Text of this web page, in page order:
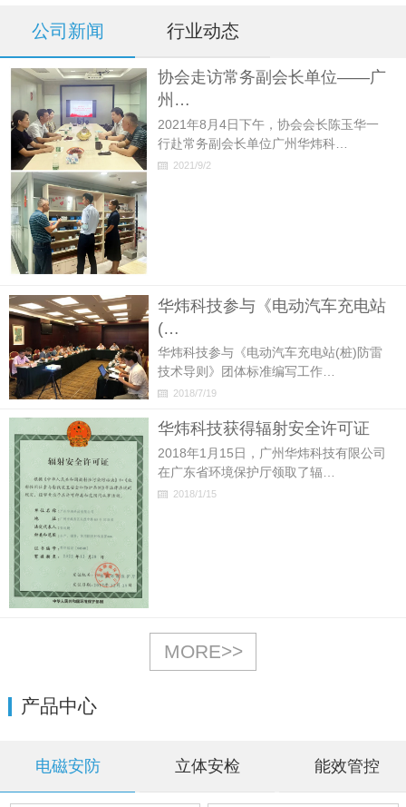
公司新闻 行业动态
协会走访常务副会长单位——广
州…
2021年8月4日下午，协会会长陈玉华一
行赴常务副会长单位广州华炜科…
2021/9/2
华炜科技参与《电动汽车充电站
(…
华炜科技参与《电动汽车充电站(桩)防雷
技术导则》团体标准编写工作…
2018/7/19
华炜科技获得辐射安全许可证
2018年1月15日，广州华炜科技有限公司
在广东省环境保护厅领取了辐…
2018/1/15
MORE>>
产品中心
电磁安防 立体安检 能效管控